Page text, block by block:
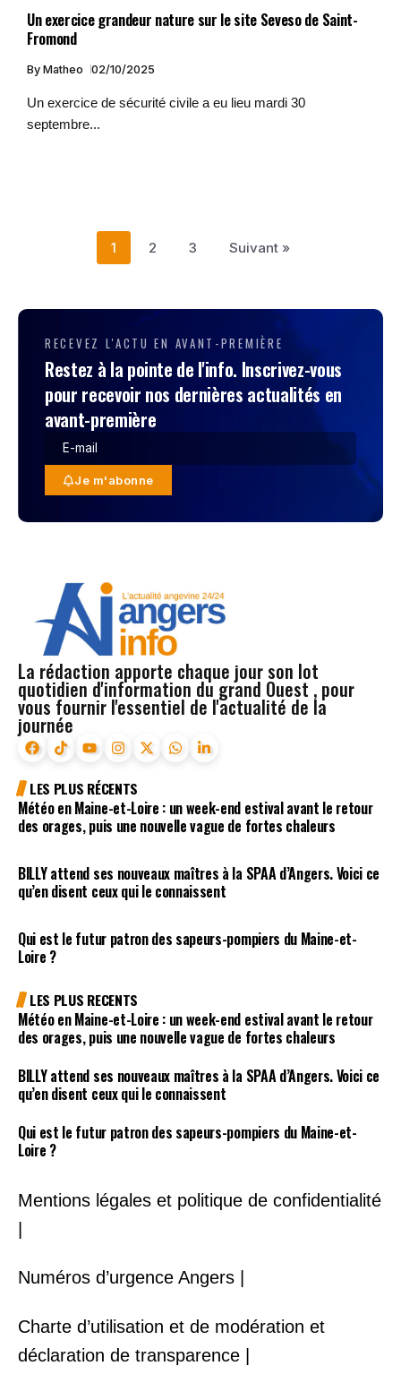
Un exercice grandeur nature sur le site Seveso de Saint-
Fromond
By Matheo 02/10/2025
Un exercice de sécurité civile a eu lieu mardi 30
septembre...
1 2 3 Suivant »
RECEVEZ L'ACTU EN AVANT-PREMIÈRE
Restez à la pointe de l'info. Inscrivez-vous
pour recevoir nos dernières actualités en
avant-première
Je m'abonne
La rédaction apporte chaque jour son lot
quotidien d'information du grand Ouest , pour
vous fournir l'essentiel de l'actualité de la
journée
LES PLUS RÉCENTS
Météo en Maine-et-Loire : un week-end estival avant le retour
des orages, puis une nouvelle vague de fortes chaleurs
BILLY attend ses nouveaux maîtres à la SPAA d’Angers. Voici ce
qu’en disent ceux qui le connaissent
Qui est le futur patron des sapeurs-pompiers du Maine-et-
Loire ?
LES PLUS RECENTS
Météo en Maine-et-Loire : un week-end estival avant le retour
des orages, puis une nouvelle vague de fortes chaleurs
BILLY attend ses nouveaux maîtres à la SPAA d’Angers. Voici ce
qu’en disent ceux qui le connaissent
Qui est le futur patron des sapeurs-pompiers du Maine-et-
Loire ?
Mentions légales et politique de confidentialité
|
Numéros d’urgence Angers |
Charte d’utilisation et de modération et
déclaration de transparence |